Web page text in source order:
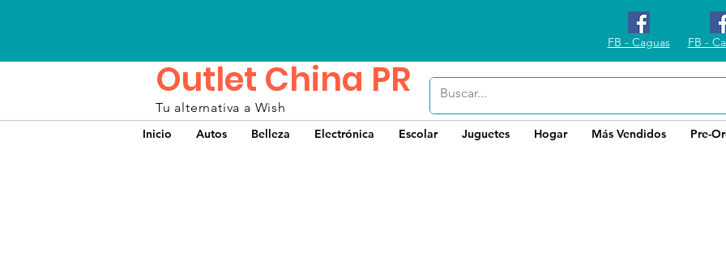
FB - Caguas FB -
Outlet China PR
Tu alternativa a Wish
Inicio Autos Belleza Electrónica Escolar Juguetes Hogar Más Vendidos Pre-